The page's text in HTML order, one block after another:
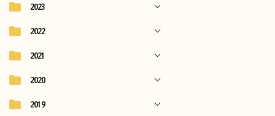
2023
2022
2021
2020
2019